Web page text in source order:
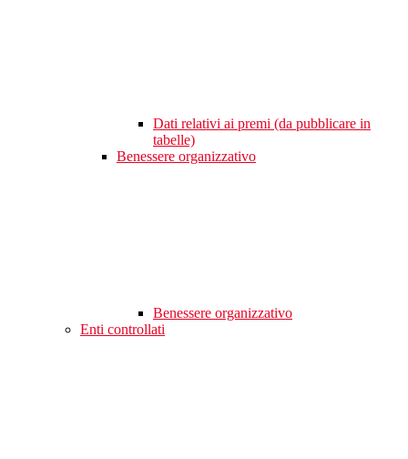
Dati relativi ai premi (da pubblicare in
tabelle)
Benessere organizzativo
Benessere organizzativo
Enti controllati